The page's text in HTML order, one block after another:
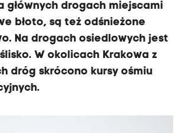
głównych drogach miejscami
błoto, są też odśnieżone
Na drogach osiedlowych jest
W okolicach Krakowa z
dróg skrócono kursy ośmiu